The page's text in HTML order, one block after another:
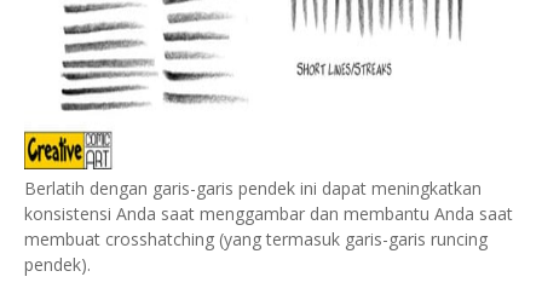
Berlatih dengan garis-garis pendek ini dapat meningkatkan
konsistensi Anda saat menggambar dan membantu Anda saat
membuat crosshatching (yang termasuk garis-garis runcing
pendek).